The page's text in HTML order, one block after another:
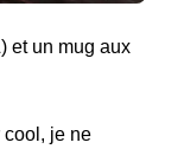
et un mug aux
cool, je ne